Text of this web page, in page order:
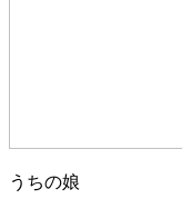
うちの娘